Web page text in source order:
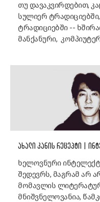
თუ დავაკვირდებით,
სულიერ
ტრადიციებში --
მანქანური,
ᲐᲮᲐᲚᲘ ᲙᲐᲜᲘᲡ ᲠᲔᲪᲔᲞᲢᲘ |
ხელოვნური
შედევრს, მაგრამ არ
მომავლის
მნიშვნელოვანია,